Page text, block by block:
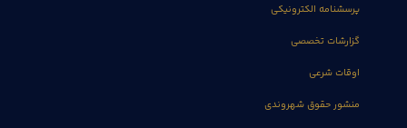
پرسشنامه الکترونیکی
گزارشات تخصصی
اوقات شرعی
منشور حقوق شهروندی